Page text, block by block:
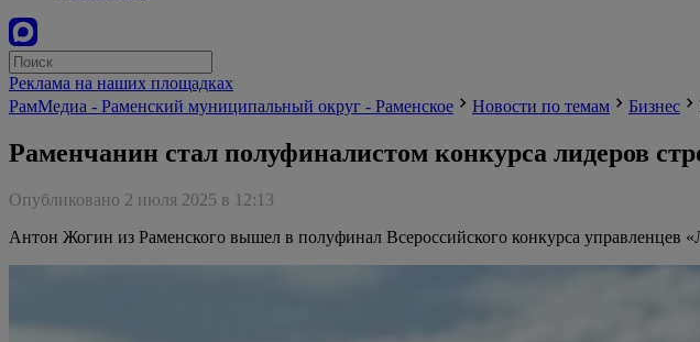
Реклама на наших площадках
РамМедиа - Раменский муниципальный округ - Раменское
Новости по темам Бизнес
Раменчанин стал полуфиналистом конкурса лидеров
Опубликовано 2 июля 2025 в 12:13
Антон Жогин из Раменского вышел в полуфинал Всероссийского конкурса управленцев